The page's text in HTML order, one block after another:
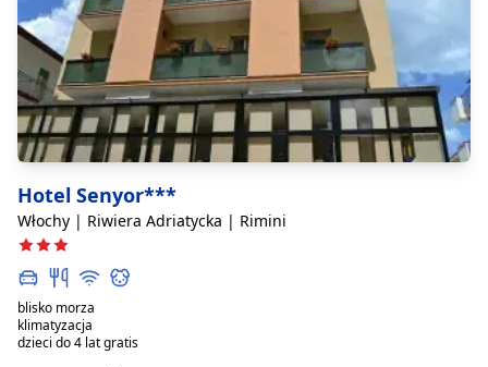
Hotel Senyor***
Włochy | Riwiera Adriatycka | Rimini
blisko morza
klimatyzacja
dzieci do 4 lat gratis